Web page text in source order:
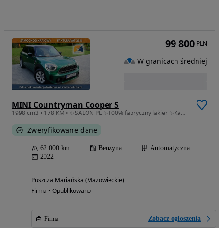
MINI Countryman Cooper S
1998 cm3 • 178 KM • ✨SALON PL ✨100% fabryczny lakier ✨Kamera/Aut.klimat/Carplay ✨FV23%
Zweryfikowane dane
62 000 km Benzyna
Automatyczna
2022
Puszcza Mariańska (Mazowieckie)
Firma • Opublikowano
Firma Zobacz ogłoszenia
99 800 PLN
W granicach średniej